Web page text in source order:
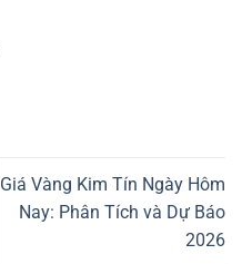
Giá Vàng Kim Tín Ngày Hôm
Nay: Phân Tích và Dự Báo
2026